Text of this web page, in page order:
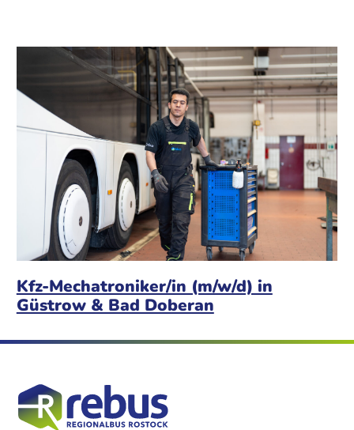
Kfz-Mechatroniker/in (m/w/d) in
Güstrow & Bad Doberan